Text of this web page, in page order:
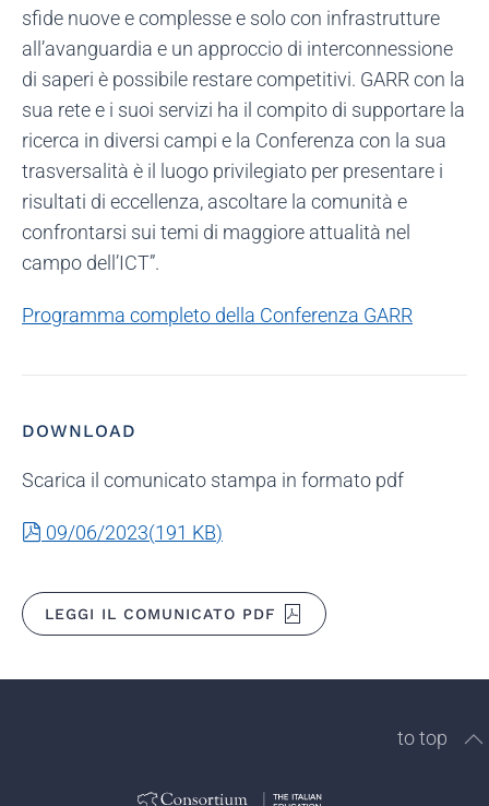
sfide nuove e complesse e solo con infrastrutture
all’avanguardia e un approccio di interconnessione
di saperi è possibile restare competitivi. GARR con la
sua rete e i suoi servizi ha il compito di supportare la
ricerca in diversi campi e la Conferenza con la sua
trasversalità è il luogo privilegiato per presentare i
risultati di eccellenza, ascoltare la comunità e
confrontarsi sui temi di maggiore attualità nel
campo dell’ICT”.
Programma completo della Conferenza GARR
DOWNLOAD
Scarica il comunicato stampa in formato pdf
pdf
09/06/2023(191 KB)
LEGGI IL COMUNICATO PDF
to top